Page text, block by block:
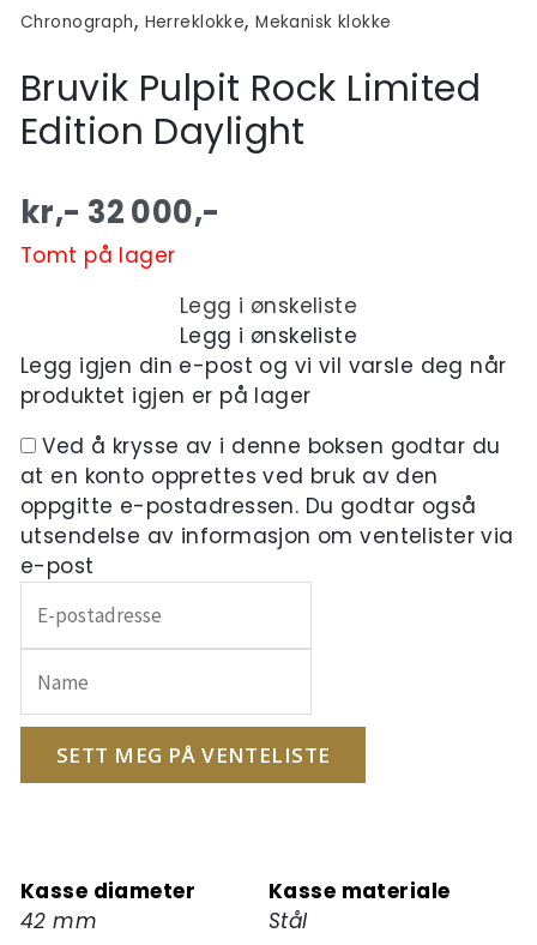
Chronograph, Herreklokke,Mekanisk klokke
Bruvik Pulpit Rock Limited
Edition Daylight
kr,- 32 000,-
Tomt på lager
Legg i ønskeliste
Legg i ønskeliste
Legg igjen din e-post og vi vil varsle deg når
produktet igjen er på lager
Ved å krysse av i denne boksen godtar du
at en konto opprettes ved bruk av den
oppgitte e-postadressen. Du godtar også
utsendelse av informasjon om ventelister via
e-post
inn
e-
postadressen
din
ventelisten
for
SETT MEG PÅ VENTELISTE
Kasse diameter
42 mm
Kasse materiale
Stål